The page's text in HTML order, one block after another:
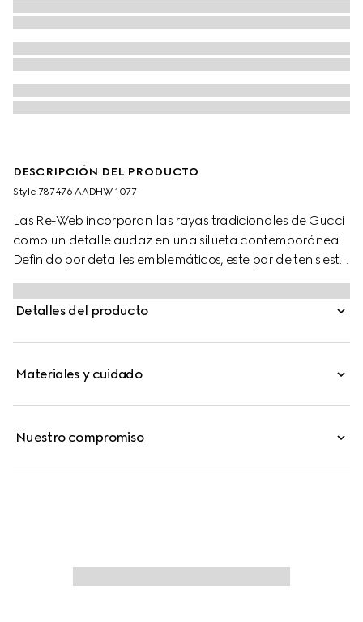
DESCRIPCIÓN DEL PRODUCTO
Style ‎787476 AADHW 1077
Las Re-Web incorporan las rayas tradicionales de Gucci
como un detalle audaz en una silueta contemporánea.
Definido por detalles emblemáticos, este par de tenis está
confeccionado con lona GG Original negra y se
completa con una lengüeta con tribanda Web verde y
roja.
Detalles del producto
Materiales y cuidado
Nuestro compromiso